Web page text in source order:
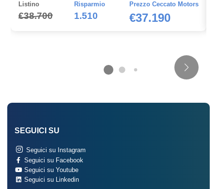
Listino
€38.700
Risparmio
1.510
Prezzo Ceccato Motors
€37.190
SEGUICI SU
Seguici su Instagram
Seguici su Facebook
Seguici su Youtube
Seguici su Linkedin